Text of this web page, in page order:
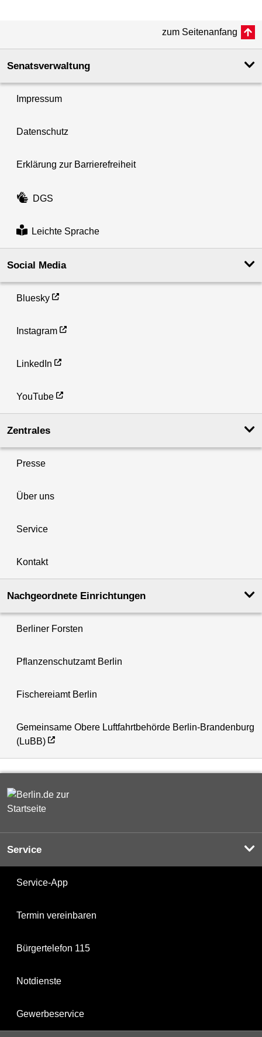
zum Seitenanfang
Senatsverwaltung
Impressum
Datenschutz
Erklärung zur Barrierefreiheit
DGS
Leichte Sprache
Social Media
Bluesky
Instagram
LinkedIn
YouTube
Zentrales
Presse
Über uns
Service
Kontakt
Nachgeordnete Einrichtungen
Berliner Forsten
Pflanzenschutzamt Berlin
Fischereiamt Berlin
Gemeinsame Obere Luftfahrtbehörde Berlin-Brandenburg
(LuBB)
Service
Service-App
Termin vereinbaren
Bürgertelefon 115
Notdienste
Gewerbeservice